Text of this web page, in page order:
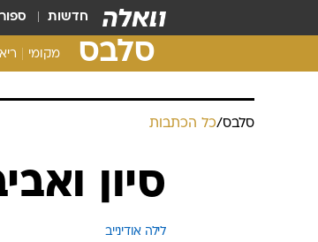
חדשות
סלבס מקומי
סלבס/כל הכתבות
סיון
לילה אודינייב